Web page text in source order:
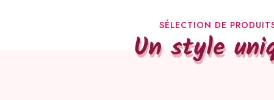
SÉLECTION DE
Un style